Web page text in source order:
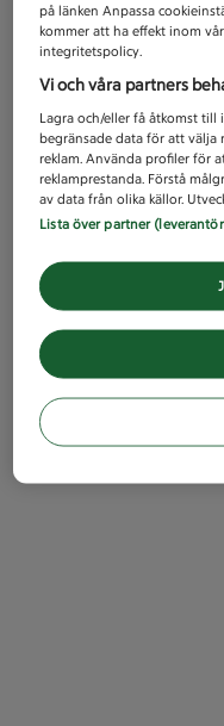
på länken Anpassa
kommer att ha effekt inom
integritetspolicy.
Vi och våra partners
Lagra och/eller få åtkomst
begränsade data för att välja
reklam. Använda profiler för
reklamprestanda. Förstå
av data från olika källor.
Lista över partner